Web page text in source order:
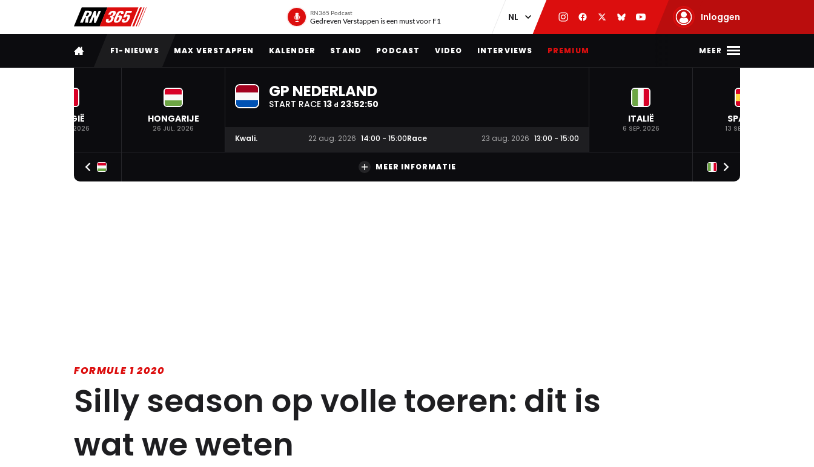
RN365 Podcast
Gedreven Verstappen is een must voor F1 Inloggen
VOLLEDIG MENU
F1-NIEUWS MAX VERSTAPPEN KALENDER STAND PODCAST VIDEO INTERVIEWS PREMIUM MEER
BELGIË
19 JUL. 2026
HONGARIJE
26 JUL. 2026
GP NEDERLAND
START RACE 13 d 23:52:49
Kwali. 22 aug. 2026 14:00 - 15:00Race 23 aug. 2026 13:00 - 15:00
ITALIË
6 SEP. 2026
SPANJE
13 SEP. 2026
MEER INFORMATIE
FORMULE 1 2020
Silly season op volle toeren: dit is
wat we weten